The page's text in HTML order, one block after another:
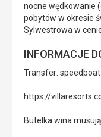
nocne wędkowanie
pobytów w okresie
Sylwestrowa w
INFORMACJE
Transfer: speedboat
https://
Butelka wina